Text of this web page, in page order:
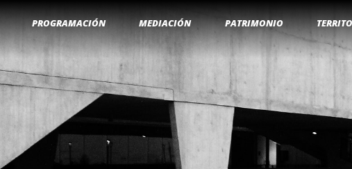
PROGRAMACIÓN MEDIACIÓN PATRIMONIO